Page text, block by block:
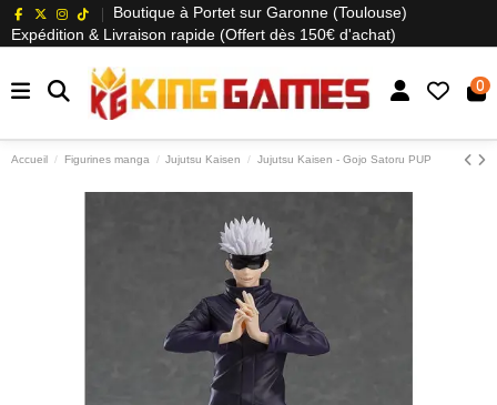
Boutique à Portet sur Garonne (Toulouse)
Expédition & Livraison rapide (Offert dès 150€ d'achat)
0
Accueil Figurines manga Jujutsu Kaisen Jujutsu Kaisen - Gojo Satoru PUP